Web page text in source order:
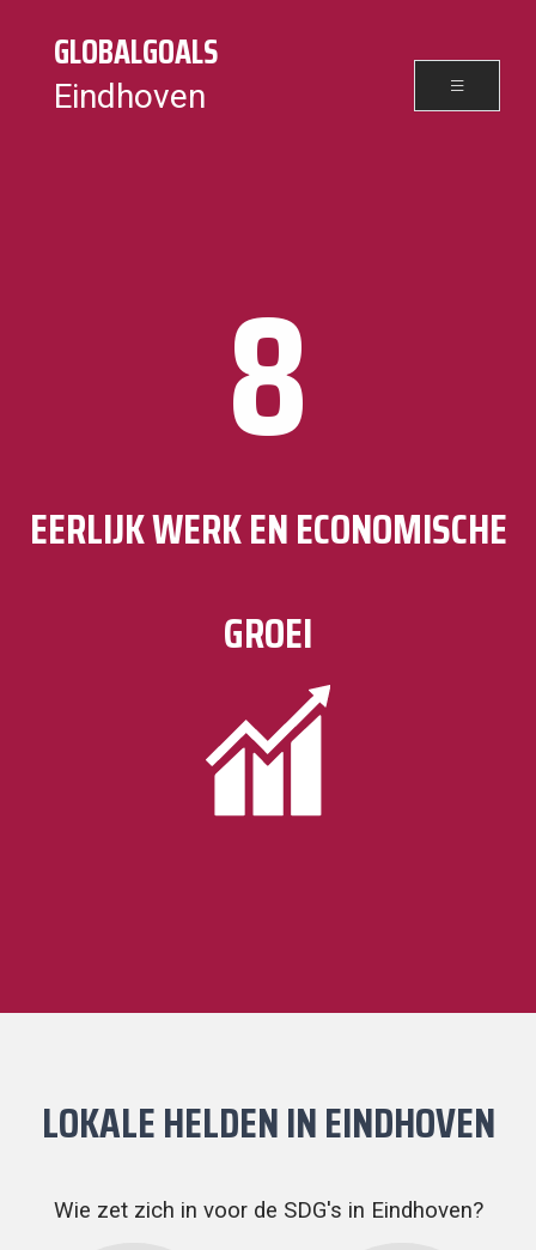
GLOBALGOALS
Eindhoven
8
EERLIJK WERK EN ECONOMISCHE
GROEI
LOKALE HELDEN INEINDHOVEN
Wie zet zich in voor de SDG's in Eindhoven?